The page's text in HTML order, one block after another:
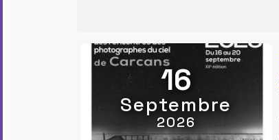
16
Septembre
2026